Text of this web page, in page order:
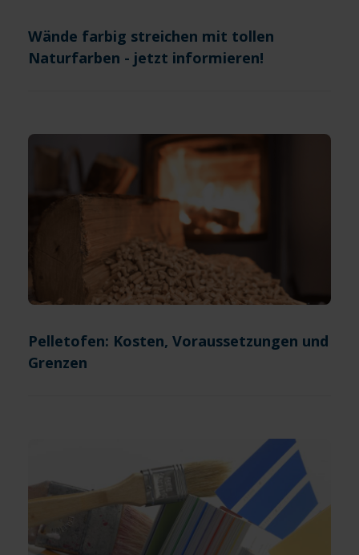
Wände farbig streichen mit tollen
Naturfarben - jetzt informieren!
Pelletofen: Kosten, Voraussetzungen und
Grenzen